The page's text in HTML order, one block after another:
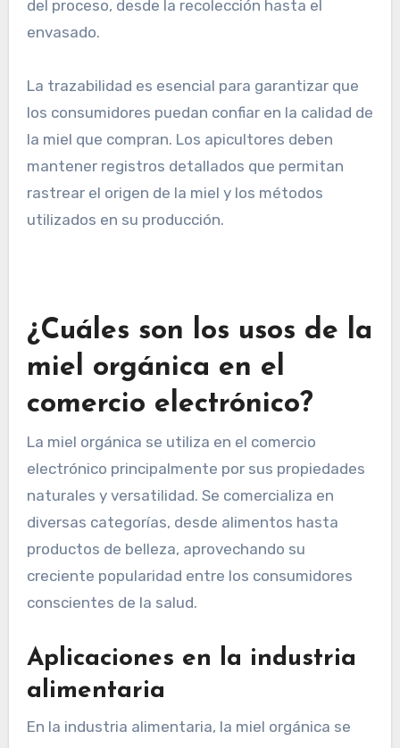
producción sostenible. Para obtener esta
prácticas que demuestren el respeto por el
medio ambiente y el bienestar de las abejas.
Esto incluye la documentación de cada etapa
del proceso, desde la recolección hasta el
envasado.
mantener registros detallados que permitan
rastrear el origen de la miel y los métodos
utilizados en su producción.
¿Cuáles son los usos de la
miel orgánica en el
comercio electrónico?
La miel orgánica se utiliza en el comercio
naturales y versatilidad. Se comercializa en
diversas categorías, desde alimentos hasta
creciente popularidad entre los consumidores